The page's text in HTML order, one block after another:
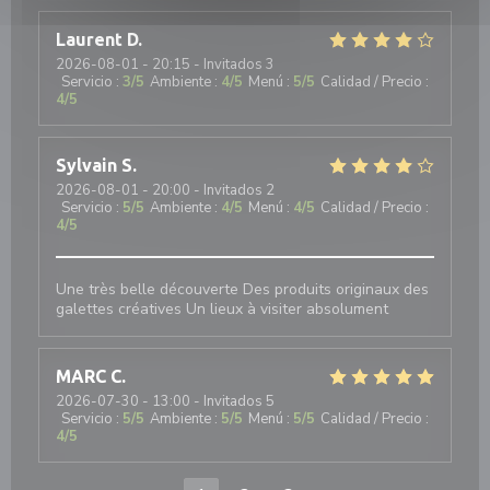
Laurent D
2026-08-01 - 20:15 - Invitados 3
Servicio : 3/5 Ambiente : 4/5 Menú : 5/5 Calidad / Precio :
4/5
Sylvain S
2026-08-01 - 20:00 - Invitados 2
Servicio : 5/5 Ambiente : 4/5 Menú : 4/5 Calidad / Precio :
4/5
Une très belle découverte Des produits originaux des
galettes créatives Un lieux à visiter absolument
MARC C
2026-07-30 - 13:00 - Invitados 5
Servicio : 5/5 Ambiente : 5/5 Menú : 5/5 Calidad / Precio :
4/5